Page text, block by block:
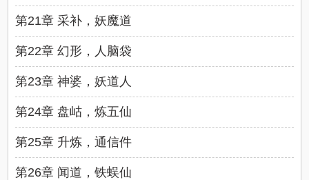
第21章 采补，妖魔道
第22章 幻形，人脑袋
第23章 神婆，妖道人
第24章 盘岵，炼五仙
第25章 升炼，通信件
第26章 闻道，铁蜈仙